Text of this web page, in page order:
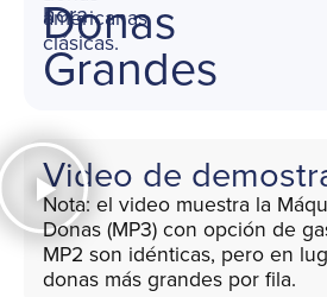
Donas
Grandes
americanas
clásicas.
hora
Video de
Nota: el video muestra la
Donas (MP3) con opción de
MP2 son idénticas, pero en
donas más grandes por fila.